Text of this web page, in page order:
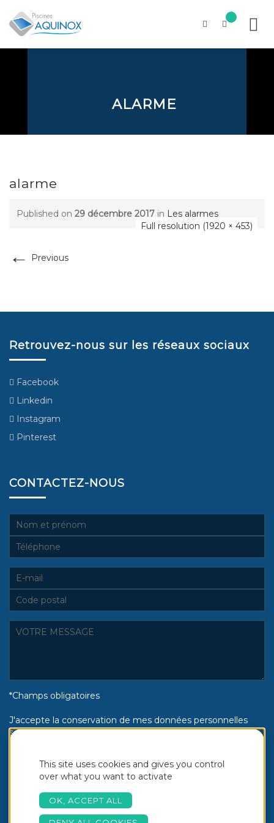
ALARME
alarme
Published on 29 décembre 2017 in Les alarmes
Full resolution (1920 × 453)
← Previous
Retrouvez-nous sur les réseaux sociaux
Facebook
Linkedin
Instagram
Pinterest
CONTACTEZ-NOUS
*Champs obligatoires
J'accepte la conservation de mes données personnelles
selon la politique de confidentialité Piscines Aquinox :
This site uses cookies and gives you control
over what you want to activate
OK, ACCEPT ALL